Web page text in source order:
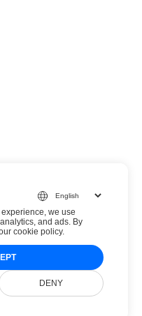
we use
and ads. By
cookie policy.
DENY